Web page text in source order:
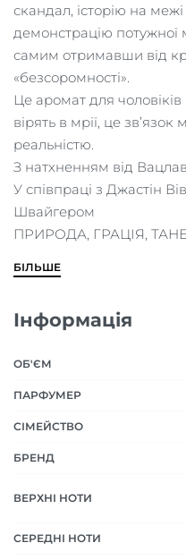
скандал, історію на межі
демонстрацію потужної
самим отримавши від
«безсоромності».
Це аромат для чоловіків
вірять в мрії, це
реальністю.
З натхненням від
У співпраці з Джастін
Швайгером
ПРИРОДА, ГРАЦІЯ,
БІЛЬШЕ
Інформація
ОБ'ЄМ
ПАРФУМЕР
СІМЕЙСТВО
БРЕНД
ВЕРХНІ НОТИ
СЕРЕДНІ НОТИ